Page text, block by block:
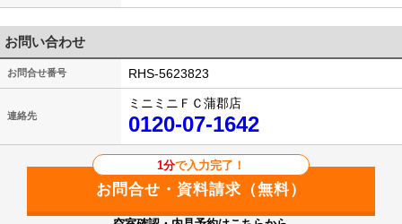
お問い合わせ
お問合せ番号 RHS-5623823
連絡先
ミニミニＦＣ蒲郡店
0120-07-1642
1分で入力完了！